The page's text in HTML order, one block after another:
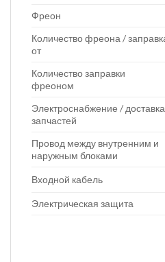
Фреон
Количество фреона /
от
Количество заправки
фреоном
Электроснабжение / доставка
запчастей
Провод между внутренним и
наружным блоками
Входной кабель
Электрическая защита